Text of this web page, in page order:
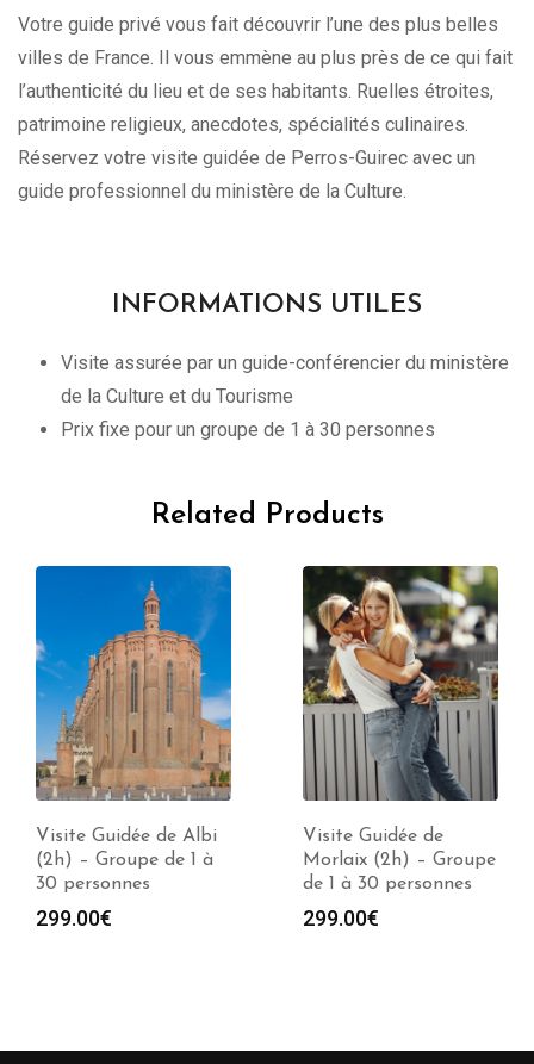
Votre guide privé vous fait découvrir l’une des plus belles
villes de France. Il vous emmène au plus près de ce qui fait
l’authenticité du lieu et de ses habitants. Ruelles étroites,
patrimoine religieux, anecdotes, spécialités culinaires.
Réservez votre visite guidée de Perros-Guirec avec un
guide professionnel du ministère de la Culture.
INFORMATIONS UTILES
Visite assurée par un guide-conférencier du ministère
de la Culture et du Tourisme
Prix fixe pour un groupe de 1 à 30 personnes
Related Products
Visite Guidée de
Morlaix (2h) – Groupe
de 1 à 30 personnes
299.00€
Visite Guidée de
Abbeville (2h) –
Groupe de 1 à 30
personnes